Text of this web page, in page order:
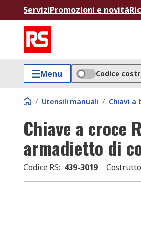
ServiziPromozioni e novità
Menu Codice
/ Utensili manuali / Chiavi a
Chiave a croce
armadietto di
Codice RS: 439-3019